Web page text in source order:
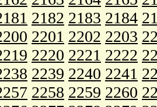
2182 2183 2184
2201 2202 2203
2220 2221 2222
2239 2240 2241
2258 2259 2260